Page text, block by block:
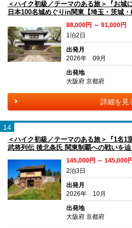
＜ハイク初級／テーマのある旅＞『お
日本100名城めぐりin関東【埼玉・茨城・
88,000円 ～ 91,000円
1泊2日
出発月
2026年 09月
出発地
大阪府 京都府
詳細を見
14
＜ハイク初級／テーマのある旅＞『1名1
武将列伝 後北条氏 関東制覇への戦いを辿
145,000円 ～ 145,000円
2泊3日
出発月
2026年 10月
出発地
大阪府 京都府